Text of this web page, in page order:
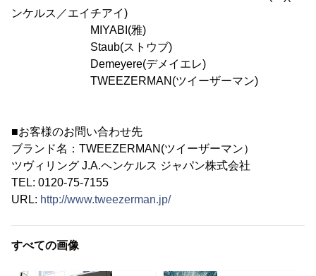
ンケルス／エイチアイ)
MIYABI(雅)
Staub(ストウブ)
Demeyere(デメイエレ)
TWEEZERMAN(ツイーザーマン)
■お客様のお問い合わせ先
ブランド名：TWEEZERMAN(ツイーザーマン）
ツヴィリング J.A.ヘンケルス ジャパン株式会社
TEL: 0120-75-7155
URL: http://www.tweezerman.jp/
すべての画像